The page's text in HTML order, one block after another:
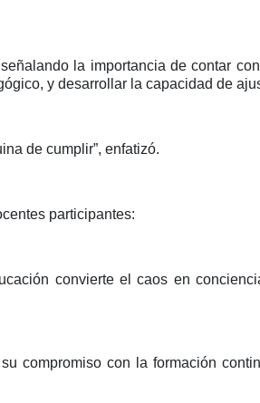
la importancia de contar
y desarrollar la capacidad de
de cumplir”, enfatizó.
participantes:
convierte el caos en
compromiso con la formación